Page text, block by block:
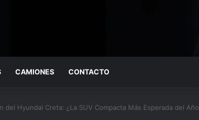
CAMIONES CONTACTO
del Hyundai Creta: ¿La SUV Compacta Más Esperada del